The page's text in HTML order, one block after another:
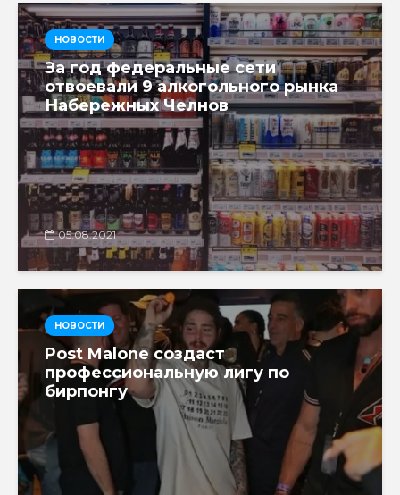
НОВОСТИ
За год федеральные сети
отвоевали 9 алкогольного рынка
Набережных Челнов
05.08.2021
НОВОСТИ
Post Malone создаст
профессиональную лигу по
бирпонгу